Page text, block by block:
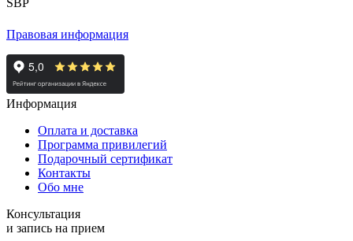
Правовая информация
Информация
Оплата и доставка
Программа привилегий
Подарочный сертификат
Контакты
Обо мне
Консультация
и запись на прием